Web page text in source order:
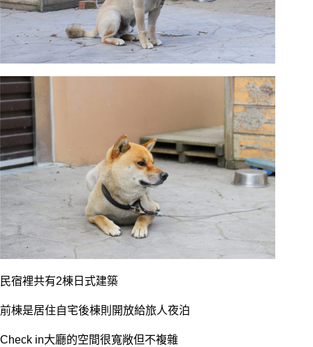
民宿裡共有2棟日式建築
前棟是居住自宅後棟則開放給旅人夜泊
Check in大廳的空間很寬敞但不複雜